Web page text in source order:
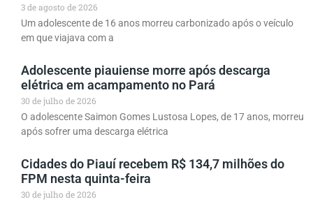
3 de agosto de 2026
Um adolescente de 16 anos morreu carbonizado após o veículo
em que viajava com a
Adolescente piauiense morre após descarga
elétrica em acampamento no Pará
30 de julho de 2026
O adolescente Saimon Gomes Lustosa Lopes, de 17 anos, morreu
após sofrer uma descarga elétrica
Cidades do Piauí recebem R$ 134,7 milhões do
FPM nesta quinta-feira
30 de julho de 2026